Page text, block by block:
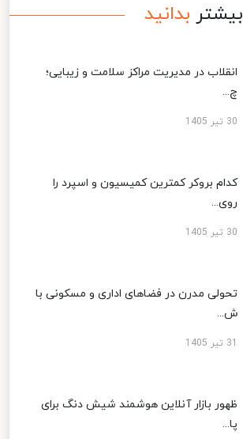
بیشتر بدانید
انقلاب در مدیریت مراکز سلامت و زیبایی؛
چ...
30 تیر 1405
کدام بروکر کمترین کمیسیون و اسپرد را
روی...
30 تیر 1405
تحولی مدرن در فضاهای اداری و مسکونی با
ش...
ظهور بازار آنلاین هوشمند شیش دنگ برای
پا...